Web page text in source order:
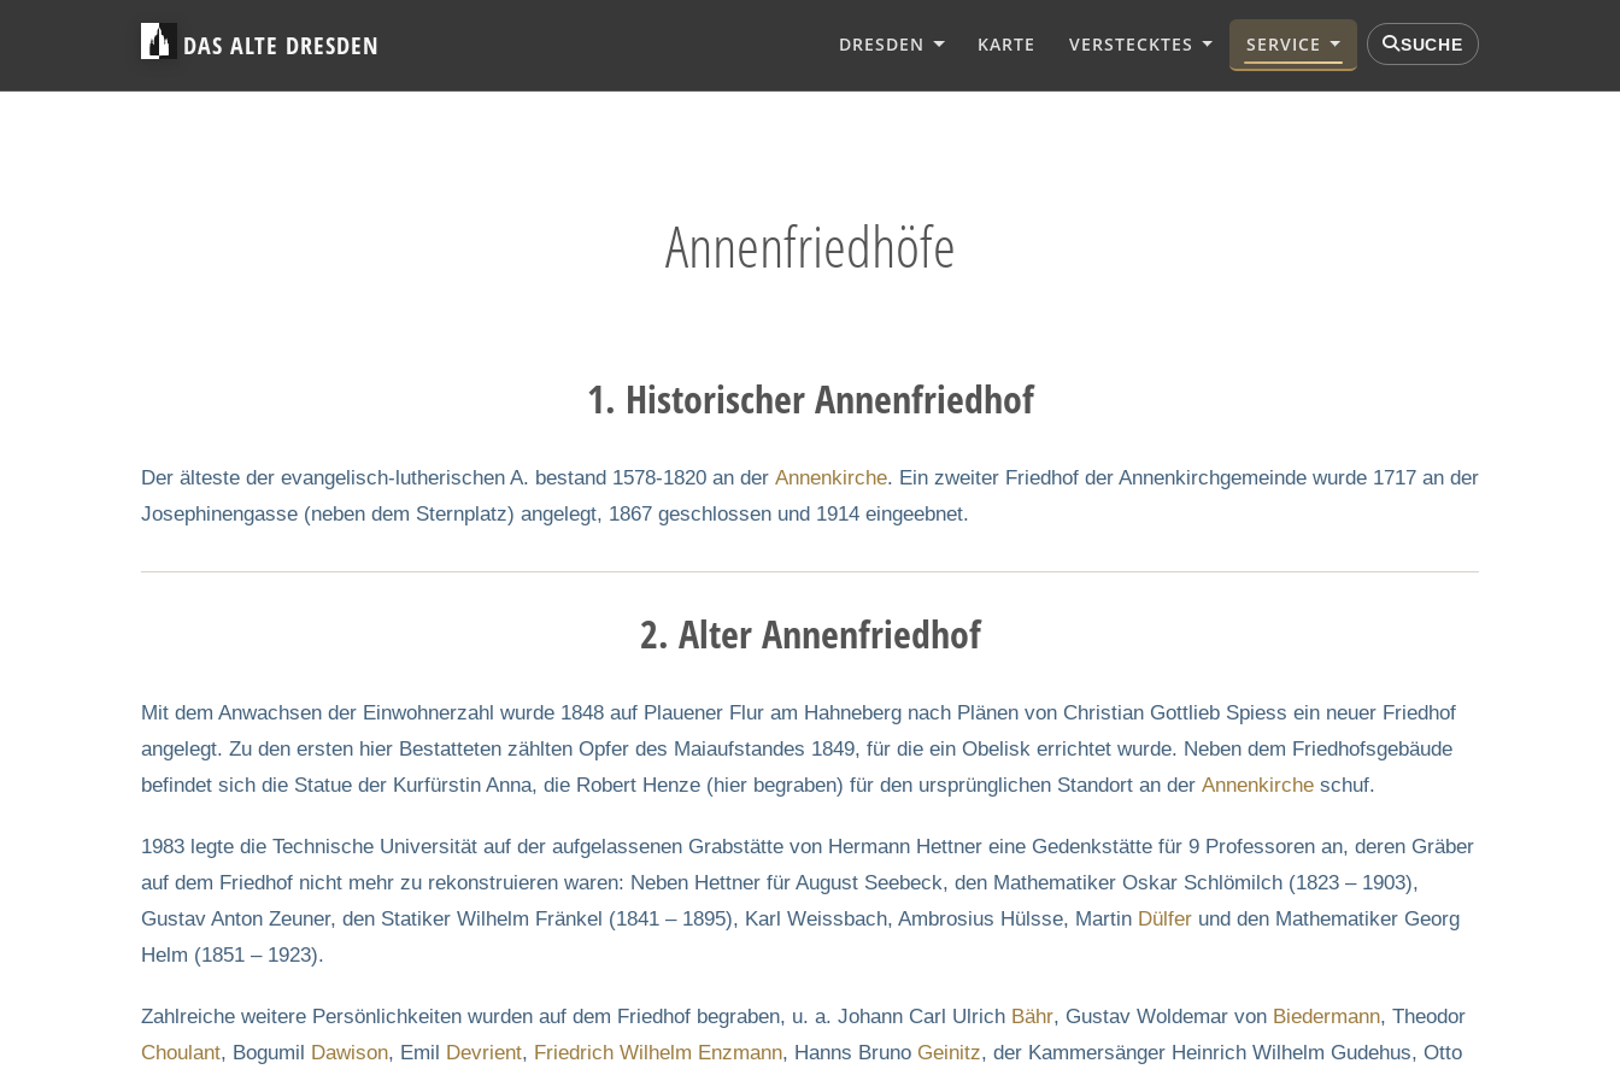
DAS ALTE DRESDEN DRESDEN KARTE VERSTECKTES SERVICE SUCHE
Annenfriedhöfe
1. Historischer Annenfriedhof
Der älteste der evangelisch-lutherischen A. bestand 1578-1820 an der Annenkirche. Ein zweiter Friedhof der Annenkirchgemeinde wurde 1717 an der
Josephinengasse (neben dem Sternplatz) angelegt, 1867 geschlossen und 1914 eingeebnet.
2. Alter Annenfriedhof
Mit dem Anwachsen der Einwohnerzahl wurde 1848 auf Plauener Flur am Hahneberg nach Plänen von Christian Gottlieb Spiess ein neuer Friedhof
angelegt. Zu den ersten hier Bestatteten zählten Opfer des Maiaufstandes 1849, für die ein Obelisk errichtet wurde. Neben dem Friedhofsgebäude
befindet sich die Statue der Kurfürstin Anna, die Robert Henze (hier begraben) für den ursprünglichen Standort an der Annenkirche schuf.
1983 legte die Technische Universität auf der aufgelassenen Grabstätte von Hermann Hettner eine Gedenkstätte für 9 Professoren an, deren Gräber
auf dem Friedhof nicht mehr zu rekonstruieren waren: Neben Hettner für August Seebeck, den Mathematiker Oskar Schlömilch (1823 – 1903),
Gustav Anton Zeuner, den Statiker Wilhelm Fränkel (1841 – 1895), Karl Weissbach, Ambrosius Hülsse, Martin Dülfer und den Mathematiker Georg
Helm (1851 – 1923).
Zahlreiche weitere Persönlichkeiten wurden auf dem Friedhof begraben, u. a. Johann Carl Ulrich Bähr, Gustav Woldemar von Biedermann, Theodor
Choulant, Bogumil Dawison, Emil Devrient, Friedrich Wilhelm Enzmann, Hanns Bruno Geinitz, der Kammersänger Heinrich Wilhelm Gudehus, Otto